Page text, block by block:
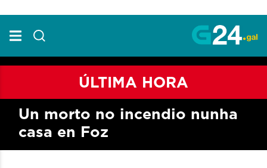
ÚLTIMA HORA
Un morto no incendio nunha
casa en Foz